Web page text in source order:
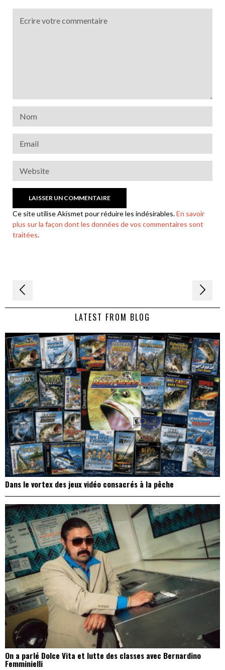
Ce site utilise Akismet pour réduire les indésirables.En savoir
plus sur la façon dont les données de vos commentaires sont
traitées.
Navigation
de LATEST FROM BLOG
Dans le vortex des jeux vidéo consacrés à la pêche
On a parlé Dolce Vita et lutte des classes avec Bernardino
Femminielli